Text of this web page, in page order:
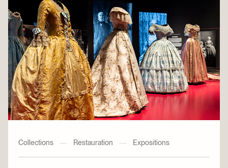
Restauration
Collections — Restauration — Expositions